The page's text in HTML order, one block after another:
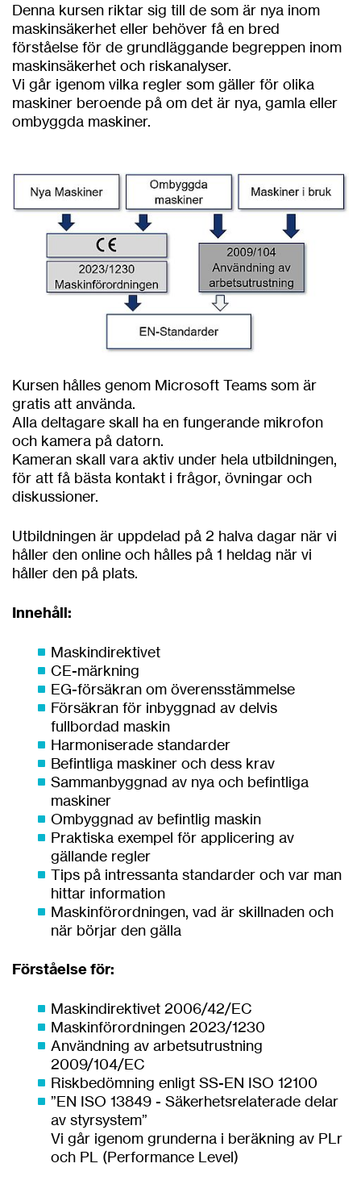
Denna kursen riktar sig till de som är nya inom
maskinsäkerhet eller behöver få en bred
förståelse för de grundläggande begreppen inom
maskinsäkerhet och riskanalyser.
Vi går igenom vilka regler som gäller för olika
maskiner beroende på om det är nya, gamla eller
ombyggda maskiner.
Kursen hålles genom Microsoft Teams som är
gratis att använda.
Alla deltagare skall ha en fungerande mikrofon
och kamera på datorn.
Kameran skall vara aktiv under hela utbildningen,
för att få bästa kontakt i frågor, övningar och
diskussioner.
Utbildningen är uppdelad på 2 halva dagar när vi
håller den online och hålles på 1 heldag när vi
håller den på plats.
Innehåll:
Maskindirektivet
CE-märkning
EG-försäkran om överensstämmelse
Försäkran för inbyggnad av delvis
fullbordad maskin
Harmoniserade standarder
Befintliga maskiner och dess krav
Sammanbyggnad av nya och befintliga
maskiner
Ombyggnad av befintlig maskin
Praktiska exempel för applicering av
gällande regler
Tips på intressanta standarder och var man
hittar information
Maskinförordningen, vad är skillnaden och
när börjar den gälla
Förståelse för:
Maskindirektivet 2006/42/EC
Maskinförordningen 2023/1230
Användning av arbetsutrustning
2009/104/EC
Riskbedömning enligt SS-EN ISO 12100
”EN ISO 13849 - Säkerhetsrelaterade delar
av styrsystem”
Vi går igenom grunderna i beräkning av PLr
och PL (Performance Level)